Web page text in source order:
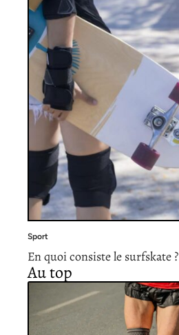
Sport
En quoi consiste le surfskate ?
Au top